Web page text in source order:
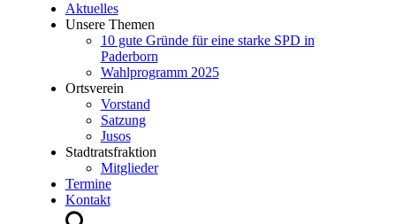
Aktuelles
Unsere Themen
10 gute Gründe für eine starke SPD in
Paderborn
Wahlprogramm 2025
Ortsverein
Vorstand
Satzung
Jusos
Stadtratsfraktion
Mitglieder
Termine
Kontakt